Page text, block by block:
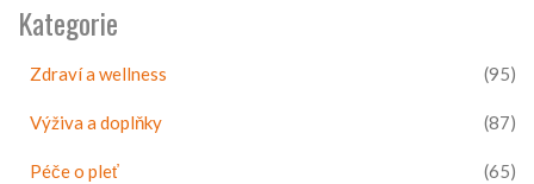
Kategorie
Zdraví a wellness (95)
Výživa a doplňky (87)
Péče o pleť (65)